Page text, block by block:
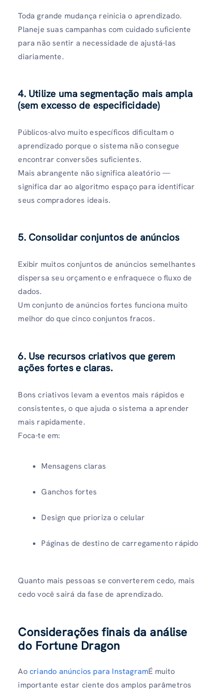
Toda grande mudança reinicia o aprendizado.
Planeje suas campanhas com cuidado suficiente
para não sentir a necessidade de ajustá-las
diariamente.
4. Utilize uma segmentação mais ampla
(sem excesso de especificidade)
Públicos-alvo muito específicos dificultam o
aprendizado porque o sistema não consegue
encontrar conversões suficientes.
Mais abrangente não significa aleatório —
significa dar ao algoritmo espaço para identificar
seus compradores ideais.
5. Consolidar conjuntos de anúncios
Exibir muitos conjuntos de anúncios semelhantes
dispersa seu orçamento e enfraquece o fluxo de
dados.
Um conjunto de anúncios fortes funciona muito
melhor do que cinco conjuntos fracos.
6. Use recursos criativos que gerem
ações fortes e claras.
Bons criativos levam a eventos mais rápidos e
consistentes, o que ajuda o sistema a aprender
mais rapidamente.
Foca-te em:
Mensagens claras
Ganchos fortes
Design que prioriza o celular
Páginas de destino de carregamento rápido
Quanto mais pessoas se converterem cedo, mais
cedo você sairá da fase de aprendizado.
Considerações finais da análise
do Fortune Dragon
Aocriando anúncios para InstagramÉ muito
importante estar ciente dos amplos parâmetros